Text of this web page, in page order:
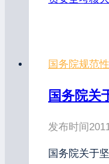
国务院规范
国务院关
发布时间
国务院关于